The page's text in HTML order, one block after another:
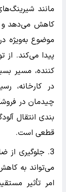
مانند
کاهش می‌دهد و
موضوع به‌ویژه
پیدا می‌کند.
کننده، مسیر
در کارخانه،
چیدمان در
بندی انتقال
قطعی است.
3. جلوگیری از
می‌تواند به
امر تأثیر